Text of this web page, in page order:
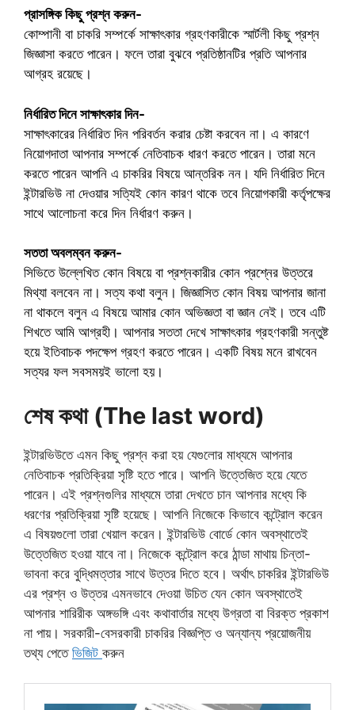
প্রাসঙ্গিক কিছু প্রশ্ন করুন-
কোম্পানী বা চাকরি সম্পর্কে সাক্ষাৎকার গ্রহণকারীকে স্মার্টলী কিছু প্রশ্ন
জিজ্ঞাসা করতে পারেন। ফলে তারা বুঝবে প্রতিষ্ঠানটির প্রতি আপনার
আগ্রহ রয়েছে।
নির্ধারিত দিনে সাক্ষাৎকার দিন-
সাক্ষাৎকারের নির্ধারিত দিন পরিবর্তন করার চেষ্টা করবেন না। এ কারণে
নিয়োগদাতা আপনার সম্পর্কে নেতিবাচক ধারণ করতে পারেন। তারা মনে
করতে পারেন আপনি এ চাকরির বিষয়ে আন্তরিক নন। যদি নির্ধারিত দিনে
ইন্টারভিউ না দেওয়ার সত্যিই কোন কারণ থাকে তবে নিয়োগকারী কর্তৃপক্ষের
সাথে আলোচনা করে দিন নির্ধারণ করুন।
সততা অবলম্বন করুন-
সিভিতে উল্লেখিত কোন বিষয়ে বা প্রশ্নকারীর কোন প্রশ্নের উত্তরে
মিথ্যা বলবেন না। সত্য কথা বলুন। জিজ্ঞাসিত কোন বিষয় আপনার জানা
না থাকলে বলুন এ বিষয়ে আমার কোন অভিজ্ঞতা বা জ্ঞান নেই। তবে এটি
শিখতে আমি আগ্রহী। আপনার সততা দেখে সাক্ষাৎকার গ্রহণকারী সন্তুষ্ট
হয়ে ইতিবাচক পদক্ষেপ গ্রহণ করতে পারেন। একটি বিষয় মনে রাখবেন
সত্যর ফল সবসময়ই ভালো হয়।
শেষ কথা (The last word)
ইন্টারভিউতে এমন কিছু প্রশ্ন করা হয় যেগুলোর মাধ্যমে আপনার
নেতিবাচক প্রতিক্রিয়া সৃষ্টি হতে পারে। আপনি উত্তেজিত হয়ে যেতে
পারেন। এই প্রশ্নগুলির মাধ্যমে তারা দেখতে চান আপনার মধ্যে কি
ধরণের প্রতিক্রিয়া সৃষ্টি হয়েছে। আপনি নিজেকে কিভাবে কন্ট্রোল করেন
এ বিষয়গুলো তারা খেয়াল করেন। ইন্টারভিউ বোর্ডে কোন অবস্থাতেই
উত্তেজিত হওয়া যাবে না। নিজেকে কন্ট্রোল করে ঠান্ডা মাথায় চিন্তা-
ভাবনা করে বুদ্ধিমত্তার সাথে উত্তর দিতে হবে। অর্থাৎ চাকরির ইন্টারভিউ
এর প্রশ্ন ও উত্তর এমনভাবে দেওয়া উচিত যেন কোন অবস্থাতেই
আপনার শারিরীক অঙ্গভঙ্গি এবং কথাবার্তার মধ্যে উগ্রতা বা বিরক্ত প্রকাশ
না পায়। সরকারী-বেসরকারী চাকরির বিজ্ঞপ্তি ও অন্যান্য প্রয়োজনীয়
তথ্য পেতে ভিজিট করুন